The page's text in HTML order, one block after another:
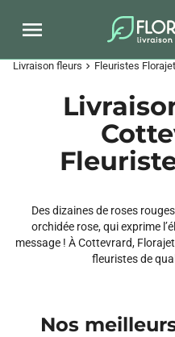
Livraison fleurs chevron_right Fleuristes Florajet
Des dizaines de roses
orchidée rose, qui exprime
message ! À Cottevrard,
fleuristes de
Nos